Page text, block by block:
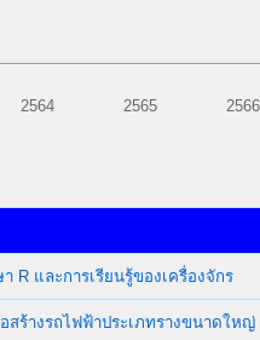
2564 2565 2566
R และการเรียนรู้ของเครื่องจักร
สร้างรถไฟฟ้าประเภทรางขนาดใหญ่